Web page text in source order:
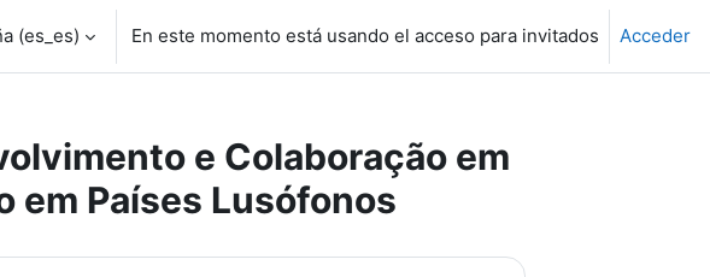
‎(es_es)‎ En este momento está usando el acceso para invitados Acceder
e Colaboração em
em Países Lusófonos